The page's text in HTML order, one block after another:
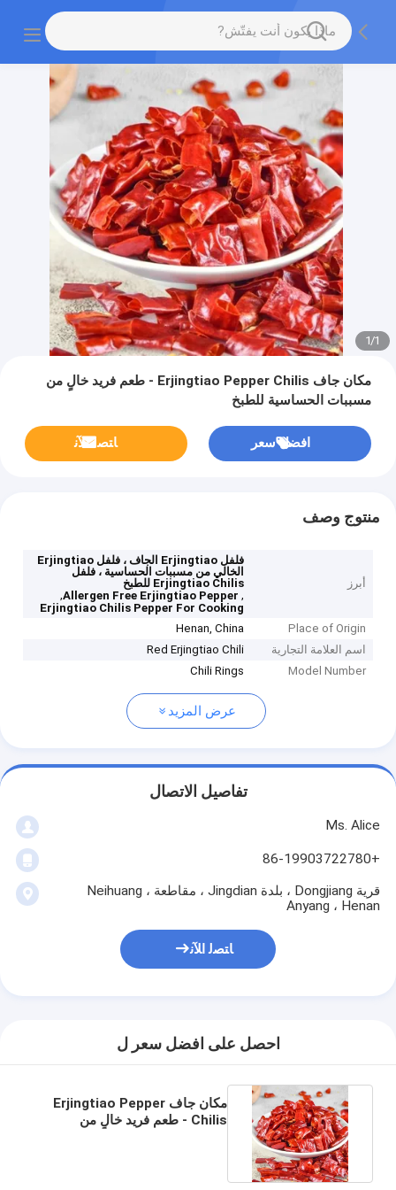
1
/
1
مكان جاف Erjingtiao Pepper Chilis - طعم فريد خالٍ من
مسببات الحساسية للطبخ
افضل سعر ﺎﺘﺼﻟ ﺍﻶﻧ
منتوج وصف
أبرز
فلفل Erjingtiao الجاف ، فلفل Erjingtiao
الخالي من مسببات الحساسية ، فلفل
Erjingtiao Chilis للطبخ
,
Allergen Free Erjingtiao Pepper
,
Erjingtiao Chilis Pepper For Cooking
Place of Origin
Henan, China
اسم العلامة التجارية
Red Erjingtiao Chili
Model Number
Chili Rings
عرض المزيد
تفاصيل الاتصال
Ms. Alice
+86-19903722780
قرية Dongjiang ، بلدة Jingdian ، مقاطعة Neihuang ،
Anyang ، Henan
ﺎﺘﺼﻟ ﺍﻶﻧ
احصل على افضل سعر ل
مكان جاف Erjingtiao Pepper
Chilis - طعم فريد خالٍ من